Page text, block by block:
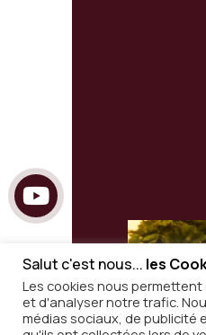
Salut c'est nous... les
Les cookies nous
et d'analyser notre trafic.
médias sociaux, de publicité